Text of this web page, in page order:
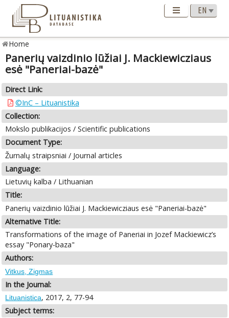
Home
Panerių vaizdinio lūžiai J. Mackiewicziaus
esė "Paneriai-bazė"
Direct Link:
©InC – Lituanistika
Collection:
Mokslo publikacijos / Scientific publications
Document Type:
Žurnalų straipsniai / Journal articles
Language:
Lietuvių kalba / Lithuanian
Title:
Panerių vaizdinio lūžiai J. Mackiewicziaus esė "Paneriai-bazė"
Alternative Title:
Transformations of the image of Paneriai in Jozef Mackiewicz’s
essay "Ponary-baza"
Authors:
Vitkus, Zigmas
In the Journal:
Lituanistica, 2017, 2, 77-94
Subject terms: